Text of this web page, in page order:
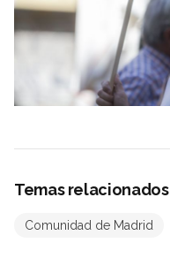
Temas relacionados
Comunidad de Madrid